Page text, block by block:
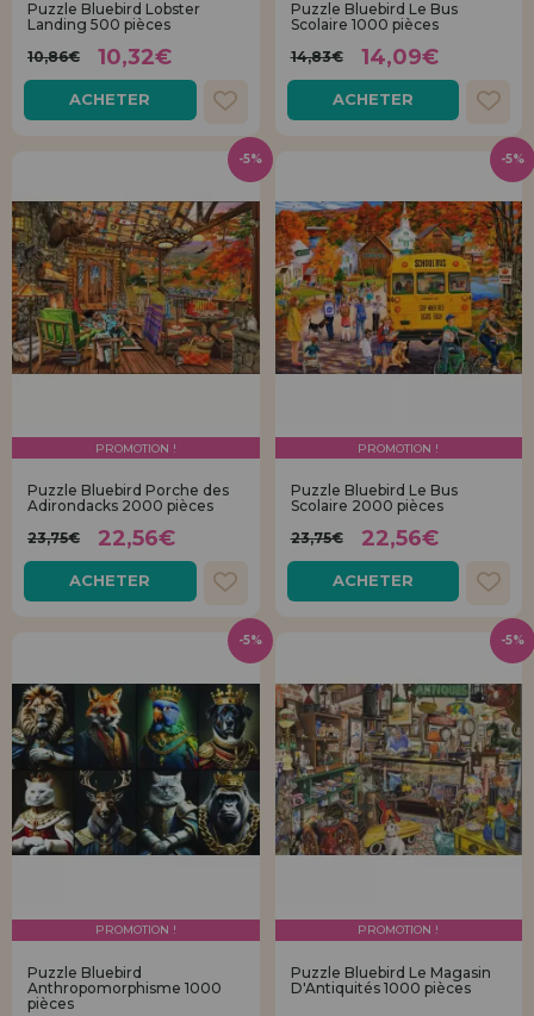
Allez-y! Nous vous attendions.
ENREGISTREMENT DISTRIBUTEUR
Puzzle Bluebird Lobster
Landing 500 pièces
10,86€
10,32€
ACHETER
Puzzle Bluebird Le Bus
Scolaire 1000 pièces
14,83€
14,09€
ACHETER
PROMOTION !
Puzzle Bluebird Porche des
Adirondacks 2000 pièces
23,75€
22,56€
ACHETER
-5%
PROMOTION !
Puzzle Bluebird Le Bus
Scolaire 2000 pièces
23,75€
22,56€
ACHETER
-5%
PROMOTION !
Puzzle Bluebird
Anthropomorphisme 1000
pièces
-5%
PROMOTION !
Puzzle Bluebird Le Magasin
D'Antiquités 1000 pièces
-5%